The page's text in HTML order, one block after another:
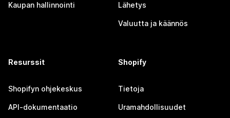
Kaupan hallinnointi Lähetys
Valuutta ja käännös
Resurssit
Shopifyn ohjekeskus
API-dokumentaatio
Shopify
Tietoja
Uramahdollisuudet